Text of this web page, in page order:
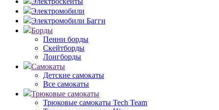
Электромобили
Электромобили Багги
Борды
Пенни борды
Скейтборды
Лонгборды
Самокаты
Детские самокаты
Все самокаты
Трюковые самокаты
Трюковые самокаты Tech Team